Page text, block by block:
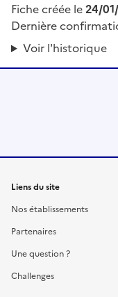
Fiche créée le24/
Dernière
Voir l'historique
Liens du site
Nos établissements
Partenaires
Une question ?
Challenges